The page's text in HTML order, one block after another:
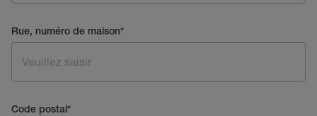
Rue, numéro de maison*
Code postal*